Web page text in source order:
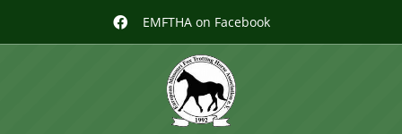
EMFTHA on Facebook